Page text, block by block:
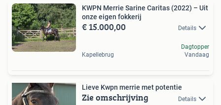
KWPN Merrie Sarine Caritas (2022) – Uit
onze eigen fokkerij
€ 15.000,00 Details
Kapellebrug
Dagtopper
Vandaag
Lieve Kwpn merrie met potentie
Zie omschrijving Details